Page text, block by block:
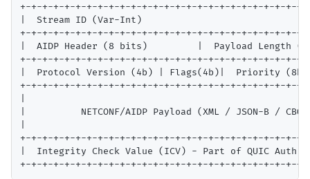
+-+-+-+-+-+-+-+-+-+-+-+-+-+-+-+-+-+-+-+-+-+-+-+-+-
|  Stream ID (Var-Int)
+-+-+-+-+-+-+-+-+-+-+-+-+-+-+-+-+-+-+-+-+-+-+-+-+-
|  AIDP Header (8 bits)         |  Payload Length
+-+-+-+-+-+-+-+-+-+-+-+-+-+-+-+-+-+-+-+-+-+-+-+-+-
|  Protocol Version (4b) | Flags(4b)|  Priority (8b)
+-+-+-+-+-+-+-+-+-+-+-+-+-+-+-+-+-+-+-+-+-+-+-+-+-
|          NETCONF/AIDP Payload (XML / JSON-B /
+-+-+-+-+-+-+-+-+-+-+-+-+-+-+-+-+-+-+-+-+-+-+-+-+-
|  Integrity Check Value (ICV) - Part of QUIC Auth